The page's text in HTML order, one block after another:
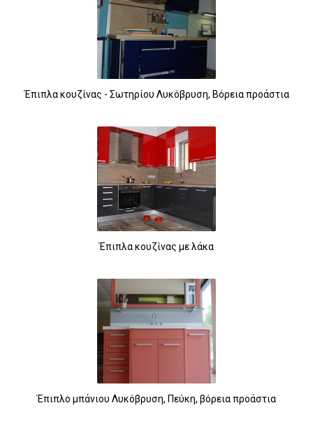
Έπιπλα κουζίνας - Σωτηρίου Λυκόβρυση, Βόρεια προάστια
Έπιπλα κουζίνας με λάκα
Έπιπλο μπάνιου Λυκόβρυση, Πεύκη, βόρεια προάστια